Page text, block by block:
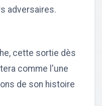
adversaires.
cette sortie dès
comme l'une
de son histoire